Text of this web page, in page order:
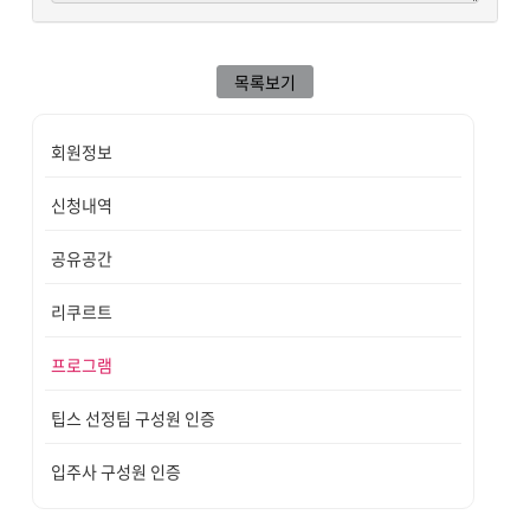
목록보기
회원정보
신청내역
공유공간
리쿠르트
프로그램
팁스 선정팀 구성원 인증
입주사 구성원 인증